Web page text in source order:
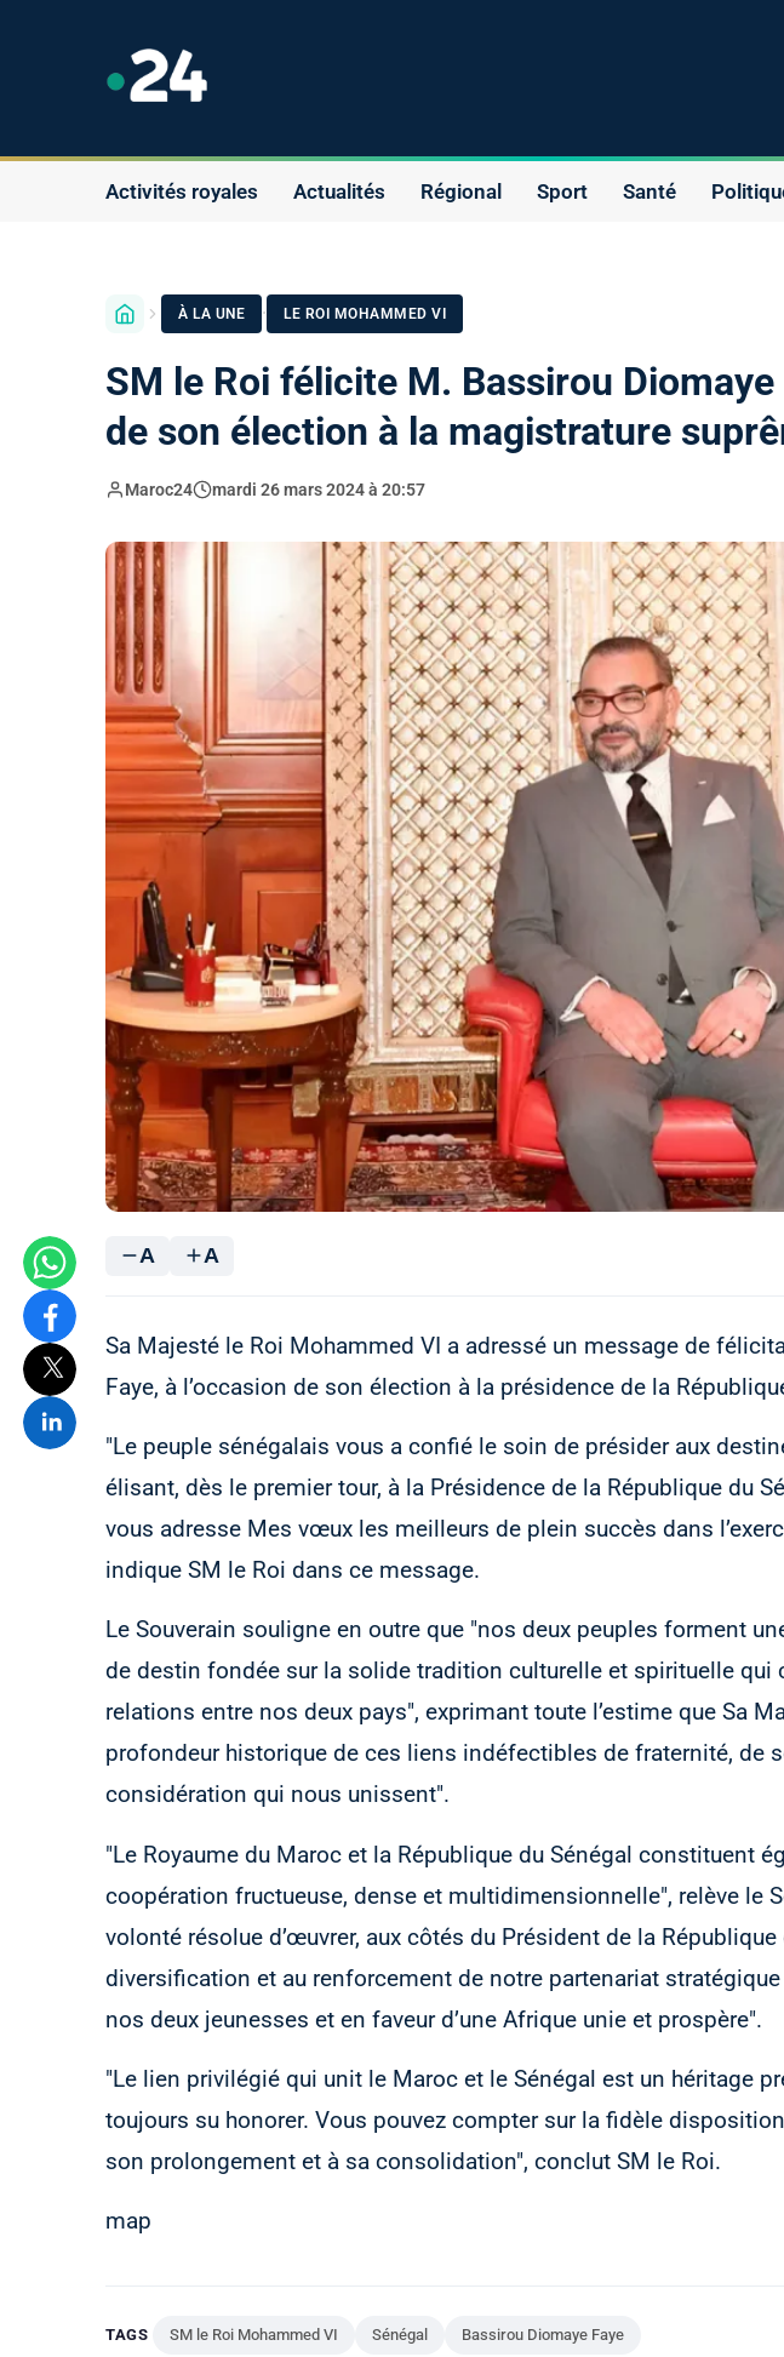
Activités royales Actualités Régional Sport Santé
À LA UNE · LE ROI MOHAMMED VI
SM le Roi félicite M. Bassirou Diomaye
de son élection à la magistrature
Maroc24 mardi 26 mars 2024 à 20:57
A A
Sa Majesté le Roi Mohammed VI a adressé un message de
Faye, à l’occasion de son élection à la présidence de la
"Le peuple sénégalais vous a confié le soin de présider aux
élisant, dès le premier tour, à la Présidence de la République du
vous adresse Mes vœux les meilleurs de plein succès dans
indique SM le Roi dans ce message.
Le Souverain souligne en outre que "nos deux peuples forment
de destin fondée sur la solide tradition culturelle et spirituelle qui
relations entre nos deux pays", exprimant toute l’estime que Sa
profondeur historique de ces liens indéfectibles de fraternité, de
considération qui nous unissent".
"Le Royaume du Maroc et la République du Sénégal constituent
coopération fructueuse, dense et multidimensionnelle", relève le
volonté résolue d’œuvrer, aux côtés du Président de la République
diversification et au renforcement de notre partenariat
nos deux jeunesses et en faveur d’une Afrique unie et prospère".
"Le lien privilégié qui unit le Maroc et le Sénégal est un héritage
toujours su honorer. Vous pouvez compter sur la fidèle
son prolongement et à sa consolidation", conclut SM le Roi.
map
TAGS SM le Roi Mohammed VI Sénégal Bassirou Diomaye Faye